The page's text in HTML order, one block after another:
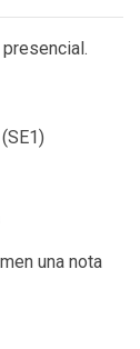
una nota